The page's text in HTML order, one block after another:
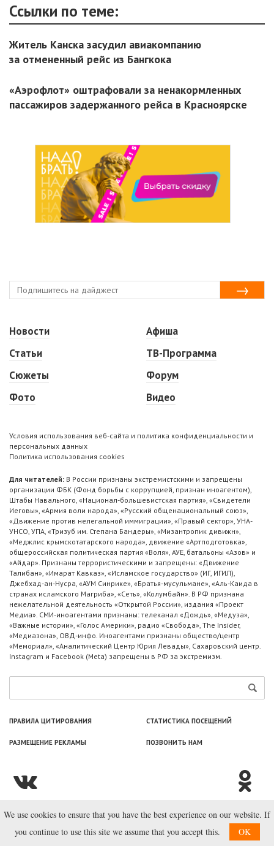
Ссылки по теме:
Житель Канска засудил авиакомпанию
за отмененный рейс из Бангкока
«Аэрофлот» оштрафовали за ненакормленных
пассажиров задержанного рейса в Красноярске
Новости
Статьи
Сюжеты
Фото
Афиша
ТВ-Программа
Форум
Видео
Условия использования веб-сайта и политика конфиденциальности и
персональных данных
Политика использования cookies
Для читателей: В России признаны экстремистскими и запрещены
организации ФБК (Фонд борьбы с коррупцией, признан иноагентом),
Штабы Навального, «Национал-большевистская партия», «Свидетели
Иеговы», «Армия воли народа», «Русский общенациональный союз»,
«Движение против нелегальной иммиграции», «Правый сектор», УНА-
УНСО, УПА, «Тризуб им. Степана Бандеры», «Мизантропик дивижн»,
«Меджлис крымскотатарского народа», движение «Артподготовка»,
общероссийская политическая партия «Воля», АУЕ, батальоны «Азов» и
«Айдар». Признаны террористическими и запрещены: «Движение
Талибан», «Имарат Кавказ», «Исламское государство» (ИГ, ИГИЛ),
Джебхад-ан-Нусра, «АУМ Синрике», «Братья-мусульмане», «Аль-Каида в
странах исламского Магриба», «Сеть», «Колумбайн». В РФ признана
нежелательной деятельность «Открытой России», издания «Проект
Медиа». СМИ-иноагентами признаны: телеканал «Дождь», «Медуза»,
«Важные истории», «Голос Америки», радио «Свобода», The Insider,
«Медиазона», ОВД-инфо. Иноагентами признаны общество/центр
«Мемориал», «Аналитический Центр Юрия Левады», Сахаровский центр.
Instagram и Facebook (Metа) запрещены в РФ за экстремизм.
ПРАВИЛА ЦИТИРОВАНИЯ СТАТИСТИКА ПОСЕЩЕНИЙ
РАЗМЕЩЕНИЕ РЕКЛАМЫ ПОЗВОНИТЬ НАМ
© ООО «Лаборатория Новоcтей», 2003—2026.
We use cookies to ensure that you have the best experience on our website. If
you continue to use this site we assume that you accept this.
OK